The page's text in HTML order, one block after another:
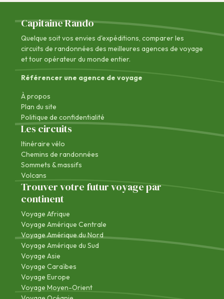
Capitaine Rando
Quelque soit vos envies d'expéditions, comparer les
circuits de randonnées des meilleures agences de voyage
et tour opérateur du monde entier.
Référencer une agence de voyage
À propos
Plan du site
Politique de confidentialité
Les circuits
Itinéraire vélo
Chemins de randonnées
Sommets & massifs
Volcans
Trouver votre futur voyage par
continent
Voyage Afrique
Voyage Amérique Centrale
Voyage Amérique du Nord
Voyage Amérique du Sud
Voyage Asie
Voyage Caraïbes
Voyage Europe
Voyage Moyen-Orient